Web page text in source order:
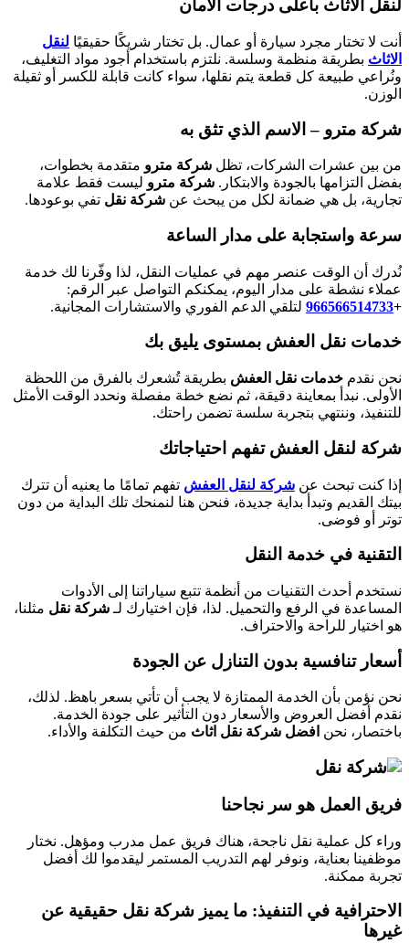
لنقل الاثاث بأعلى درجات الأمان
أنت لا تختار مجرد سيارة أو عمال. بل تختار شريكًا حقيقيًا لنقل
الاثاث بطريقة منظمة وسلسة. نلتزم باستخدام أجود مواد التغليف،
ونُراعي طبيعة كل قطعة يتم نقلها، سواء كانت قابلة للكسر أو ثقيلة
الوزن.
شركة مترو – الاسم الذي تثق به
من بين عشرات الشركات، تظل شركة مترو متقدمة بخطوات،
بفضل التزامها بالجودة والابتكار. شركة مترو ليست فقط علامة
تجارية، بل هي ضمانة لكل من يبحث عن شركة نقل تفي بوعودها.
سرعة واستجابة على مدار الساعة
نُدرك أن الوقت عنصر مهم في عمليات النقل، لذا وفّرنا لك خدمة
عملاء نشطة على مدار اليوم، يمكنكم التواصل عبر الرقم:
+
966566514733‎‏ لتلقي الدعم الفوري والاستشارات المجانية.
خدمات نقل العفش بمستوى يليق بك
نحن نقدم خدمات نقل العفش بطريقة تُشعرك بالفرق من اللحظة
الأولى. نبدأ بمعاينة دقيقة، ثم نضع خطة مفصلة ونحدد الوقت الأمثل
للتنفيذ، وننتهي بتجربة سلسة تضمن راحتك.
شركة لنقل العفش تفهم احتياجاتك
إذا كنت تبحث عن شركة لنقل العفش تفهم تمامًا ما يعنيه أن تترك
بيتك القديم وتبدأ بداية جديدة، فنحن هنا لنمنحك تلك البداية من دون
توتر أو فوضى.
التقنية في خدمة النقل
نستخدم أحدث التقنيات من أنظمة تتبع سياراتنا إلى الأدوات
المساعدة في الرفع والتحميل. لذا، فإن اختيارك لـ شركة نقل مثلنا،
هو اختيار للراحة والاحتراف.
أسعار تنافسية بدون التنازل عن الجودة
نحن نؤمن بأن الخدمة الممتازة لا يجب أن تأتي بسعر باهظ. لذلك،
نقدم أفضل العروض والأسعار دون التأثير على جودة الخدمة.
باختصار، نحن افضل شركة نقل اثاث من حيث التكلفة والأداء.
فريق العمل هو سر نجاحنا
وراء كل عملية نقل ناجحة، هناك فريق عمل مدرب ومؤهل. نختار
موظفينا بعناية، ونوفر لهم التدريب المستمر ليقدموا لك أفضل
تجربة ممكنة.
الاحترافية في التنفيذ: ما يميز شركة نقل حقيقية عن
غيرها